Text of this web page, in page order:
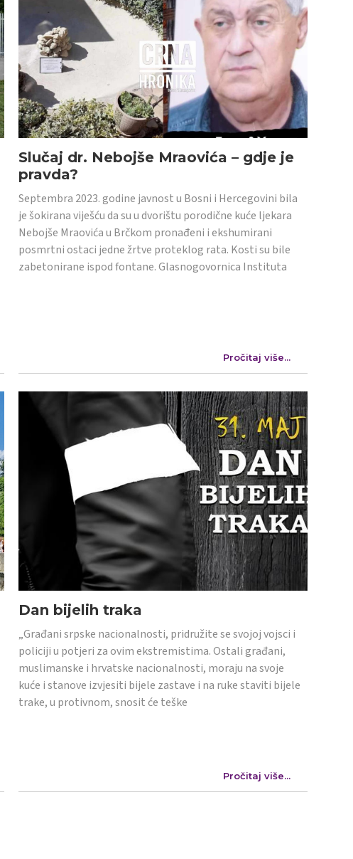
Slučaj dr. Nebojše Mraovića – gdje je
pravda?
Septembra 2023. godine javnost u Bosni i Hercegovini bila
je šokirana viješću da su u dvorištu porodične kuće ljekara
Nebojše Mraovića u Brčkom pronađeni i ekshumirani
posmrtni ostaci jedne žrtve proteklog rata. Kosti su bile
zabetonirane ispod fontane. Glasnogovornica Instituta
Pročitaj više...
Dan bijelih traka
„Građani srpske nacionalnosti, pridružite se svojoj vojsci i
policiji u potjeri za ovim ekstremistima. Ostali građani,
muslimanske i hrvatske nacionalnosti, moraju na svoje
kuće i stanove izvjesiti bijele zastave i na ruke staviti bijele
trake, u protivnom, snosit će teške
Pročitaj više...